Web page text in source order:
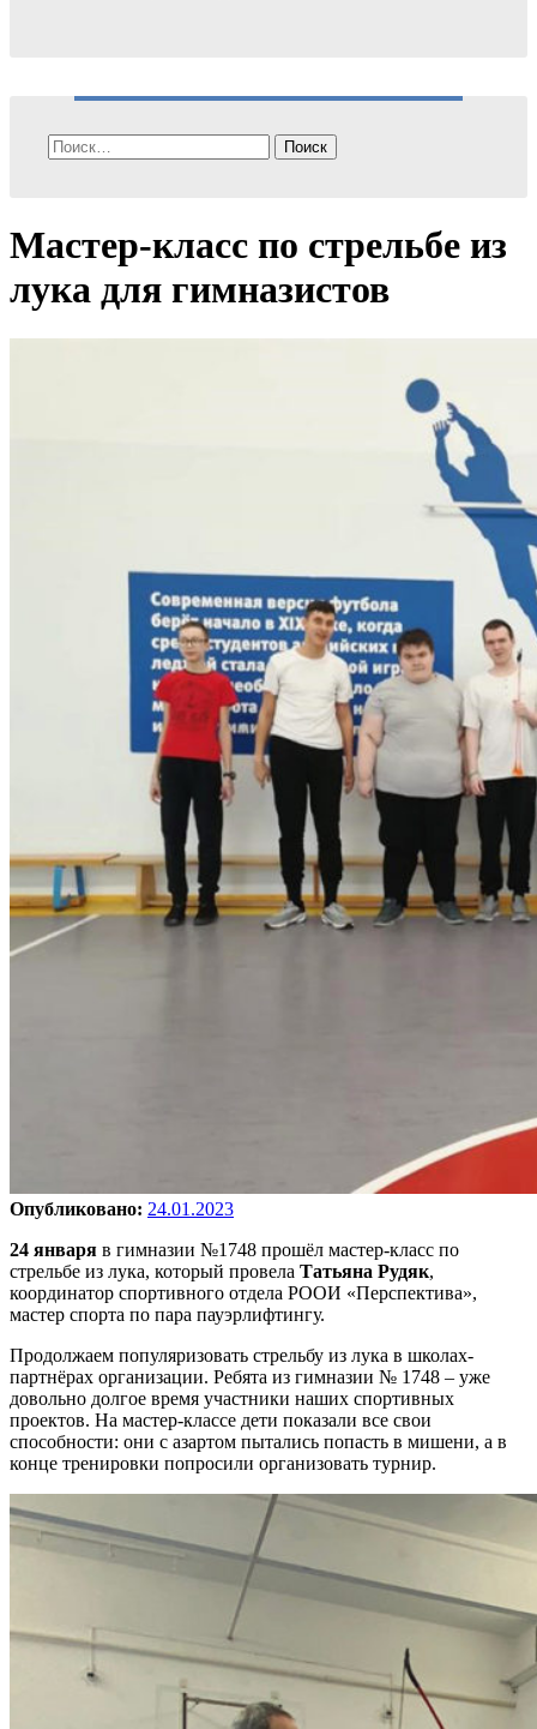
Найти:
Мастер-класс по стрельбе из
лука для гимназистов
Опубликовано: 24.01.2023
24 января в гимназии №1748 прошёл мастер-класс по
стрельбе из лука, который провела Татьяна Рудяк,
координатор спортивного отдела РООИ «Перспектива»,
мастер спорта по пара пауэрлифтингу.
Продолжаем популяризовать стрельбу из лука в школах-
партнёрах организации. Ребята из гимназии № 1748 – уже
довольно долгое время участники наших спортивных
проектов. На мастер-классе дети показали все свои
способности: они с азартом пытались попасть в мишени, а в
конце тренировки попросили организовать турнир.